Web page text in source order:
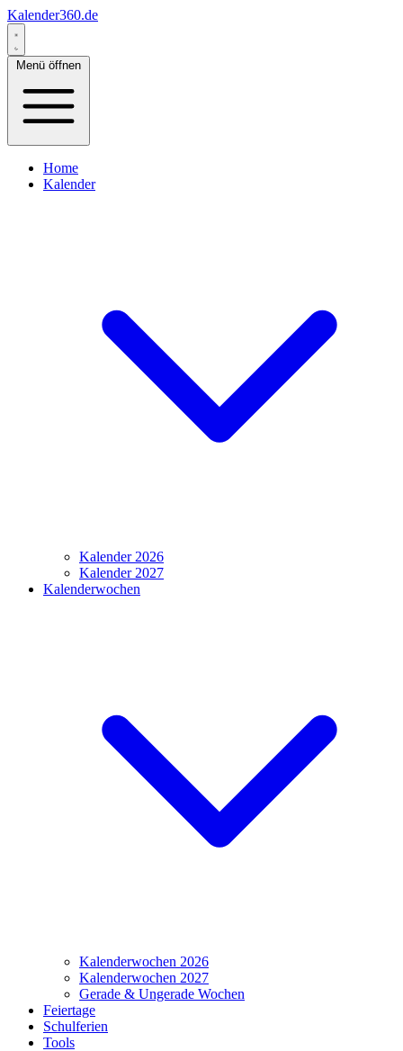
Kalender360.de
Menü öffnen
Home
Kalender
Kalender 2026
Kalender 2027
Kalenderwochen
Kalenderwochen 2026
Kalenderwochen 2027
Gerade & Ungerade Wochen
Feiertage
Schulferien
Tools